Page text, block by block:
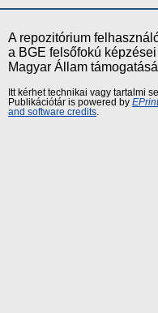
A repozitórium
a BGE felsőfokú
Magyar Állam
Itt kérhet technikai vagy tartalmi
Publikációtár is powered by
and software credits